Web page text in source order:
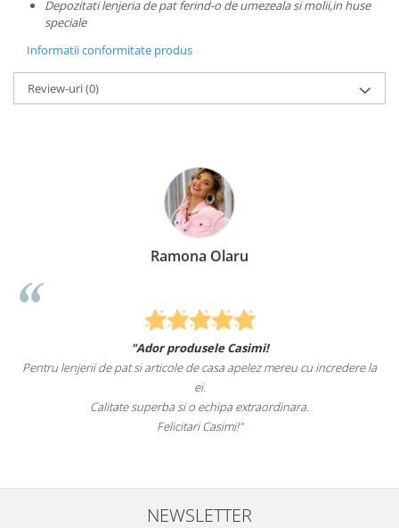
Depozitati lenjeria de pat ferind-o de umezeala si molii,in huse
speciale
Informatii conformitate produs
Review-uri(0)
Ramona Olaru
"Ador produsele Casimi!
Pentru lenjerii de pat si articole de casa apelez mereu cu incredere la
ei.
Calitate superba si o echipa extraordinara.
Felicitari Casimi!"
NEWSLETTER